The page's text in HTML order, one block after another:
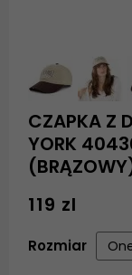
CZAPKA Z
YORK
119 zl
Rozmiar